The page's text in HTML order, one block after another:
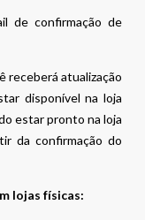
de confirmação de
receberá atualização
disponível na loja
estar pronto na loja
da confirmação do
lojas físicas: